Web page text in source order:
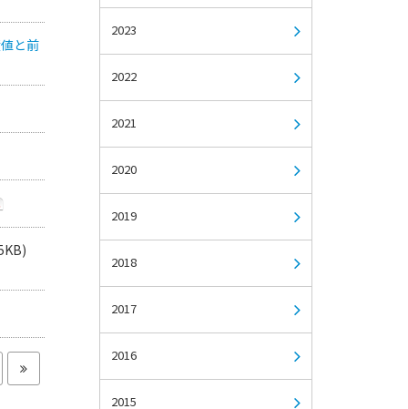
と前
2023
2022
2021
2020
2019
2018
2017
2016
2015